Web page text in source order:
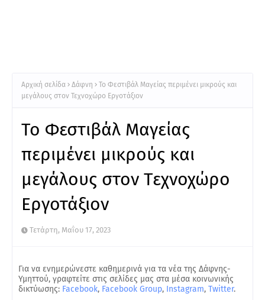
Αρχική σελίδα Δάφνη
To Φεστιβάλ Μαγείας περιμένει μικρούς και
μεγάλους στον Τεχνοχώρο Εργοτάξιον
To Φεστιβάλ Μαγείας
περιμένει μικρούς και
μεγάλους στον Τεχνοχώρο
Εργοτάξιον
Τετάρτη, Μαΐου 17, 2023
Για να ενημερώνεστε καθημερινά για τα νέα της Δάφνης-
Υμηττού, γραφτείτε στις σελίδες μας στα μέσα κοινωνικής
δικτύωσης: Facebook, Facebook Group, Instagram, Twitter.